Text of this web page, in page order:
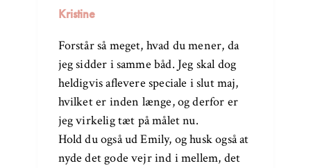
Kristine
Forstår så meget, hvad du mener, da
jeg sidder i samme båd. Jeg skal dog
heldigvis aflevere speciale i slut maj,
hvilket er inden længe, og derfor er
jeg virkelig tæt på målet nu.
Hold du også ud Emily, og husk også at
nyde det gode vejr ind i mellem, det